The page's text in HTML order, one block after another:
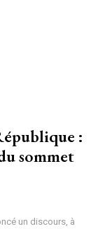
:
sommet
un discours, à